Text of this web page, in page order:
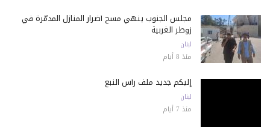
مجلس الجنوب ينهي مسح أضرار المنازل المدمّرة في
زوطر الغربية
لبنان
منذ 8 أيام
إليكم جديد ملف رأس النبع
لبنان
منذ 7 أيام